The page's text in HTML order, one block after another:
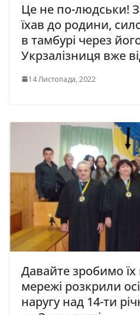
Це не по-людськи!
їхав до родини,
в тамбурі через
Укрзалізниця вже
14 Листопада, 2022
Давайте зробимо
мережі розкрили
наругу над 14-ти